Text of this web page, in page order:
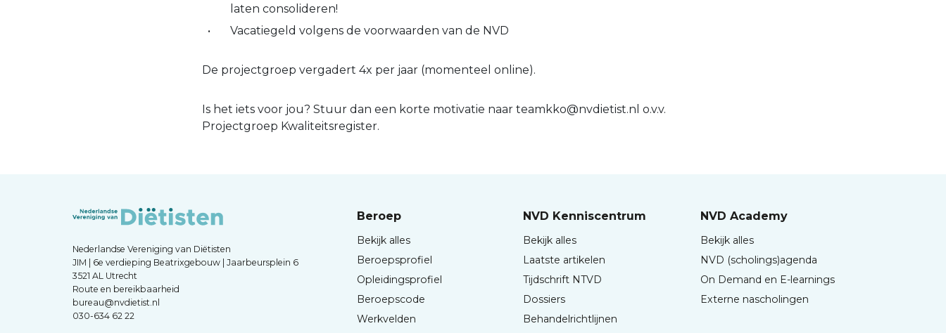
laten consolideren!
Vacatiegeld volgens de voorwaarden van de NVD
De projectgroep vergadert 4x per jaar (momenteel online).
Is het iets voor jou? Stuur dan een korte motivatie naar teamkko@nvdietist.nl o.v.v.
Projectgroep Kwaliteitsregister.
Nederlandse Vereniging van Diëtisten
JIM | 6e verdieping Beatrixgebouw | Jaarbeursplein 6
3521 AL Utrecht
Route en bereikbaarheid
bureau@nvdietist.nl
030-634 62 22
Beroep
Bekijk alles
Beroepsprofiel
Opleidingsprofiel
Beroepscode
Werkvelden
NVD Kenniscentrum
Bekijk alles
Laatste artikelen
Tijdschrift NTVD
Dossiers
Behandelrichtlijnen
NVD Academy
Bekijk alles
NVD (scholings)agenda
On Demand en E-learnings
Externe nascholingen